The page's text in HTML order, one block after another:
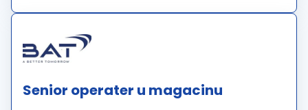
stabilno ...
Senior operater u magacinu